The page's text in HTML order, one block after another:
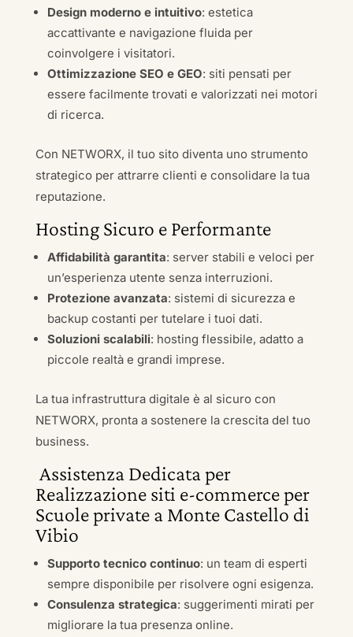
Design moderno e intuitivo: estetica
accattivante e navigazione fluida per
coinvolgere i visitatori.
Ottimizzazione SEO e GEO: siti pensati per
essere facilmente trovati e valorizzati nei motori
di ricerca.
Con NETWORX, il tuo sito diventa uno strumento
strategico per attrarre clienti e consolidare la tua
reputazione.
Hosting Sicuro e Performante
Affidabilità garantita: server stabili e veloci per
un’esperienza utente senza interruzioni.
Protezione avanzata: sistemi di sicurezza e
backup costanti per tutelare i tuoi dati.
Soluzioni scalabili: hosting flessibile, adatto a
piccole realtà e grandi imprese.
La tua infrastruttura digitale è al sicuro con
NETWORX, pronta a sostenere la crescita del tuo
business.
Assistenza Dedicata per
Realizzazione siti e-commerce per
Scuole private a Monte Castello di
Vibio
Supporto tecnico continuo: un team di esperti
sempre disponibile per risolvere ogni esigenza.
Consulenza strategica: suggerimenti mirati per
migliorare la tua presenza online.